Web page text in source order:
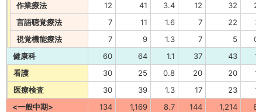
作業療法
12 41 3.4 12 32
言語聴覚療法
7 11 1.6 7 22
視覚機能療法
7 9 1.3 7 5
健康科
60 64 1.1 37 43
看護
30 25 0.8 20 20
医療検査
30 39 1.3 17 23
<一般中期>
134 1,169 8.7 144 1,214